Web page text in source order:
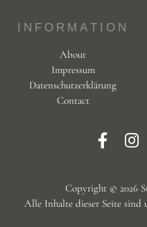
INFORMATION
About
Impressum
Datenschutzerklärung
Contact
Copyright © 2026
Alle Inhalte dieser Seite sind